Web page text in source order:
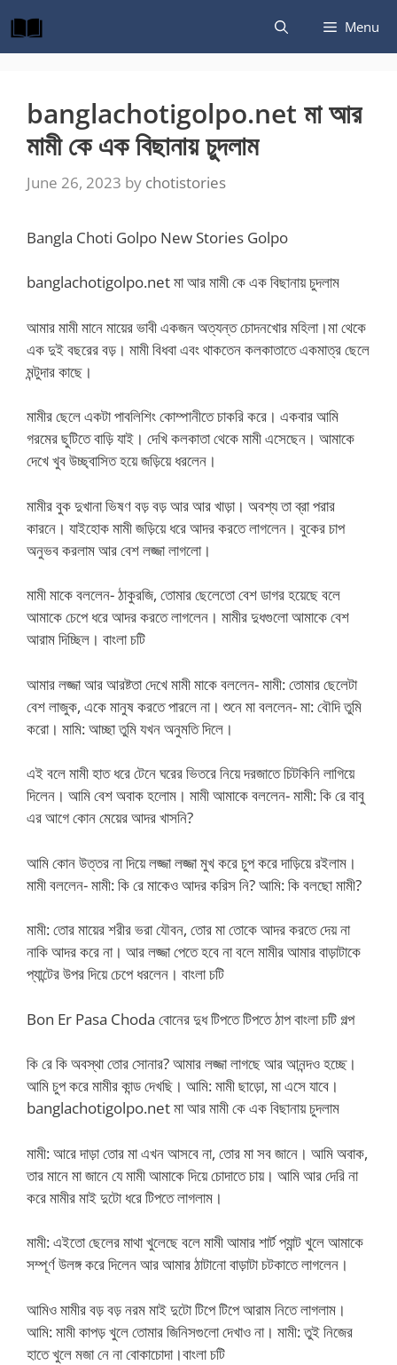
to
content
Menu
banglachotigolpo.net মা আর
মামী কে এক বিছানায় চুদলাম
June 26, 2023 by chotistories
Bangla Choti Golpo New Stories Golpo
banglachotigolpo.net মা আর মামী কে এক বিছানায় চুদলাম
আমার মামী মানে মায়ের ভাবী একজন অত্যন্ত চোদনখোর মহিলা।মা থেকে
এক দুই বছরের বড়। মামী বিধবা এবং থাকতেন কলকাতাতে একমাত্র ছেলে
মন্টুদার কাছে।
মামীর ছেলে একটা পাবলিশিং কোম্পানীতে চাকরি করে। একবার আমি
গরমের ছুটিতে বাড়ি যাই। দেখি কলকাতা থেকে মামী এসেছেন। আমাকে
দেখে খুব উচ্ছ্বাসিত হয়ে জড়িয়ে ধরলেন।
মামীর বুক দুখানা ভিষণ বড় বড় আর আর খাড়া। অবশ্য তা ব্রা পরার
কারনে। যাইহোক মামী জড়িয়ে ধরে আদর করতে লাগলেন। বুকের চাপ
অনুভব করলাম আর বেশ লজ্জা লাগলো।
মামী মাকে বললেন- ঠাকুরজি, তোমার ছেলেতো বেশ ডাগর হয়েছে বলে
আমাকে চেপে ধরে আদর করতে লাগলেন। মামীর দুধগুলো আমাকে বেশ
আরাম দিচ্ছিল। বাংলা চটি
আমার লজ্জা আর আরষ্টতা দেখে মামী মাকে বললেন- মামী: তোমার ছেলেটা
বেশ লাজুক, একে মানুষ করতে পারলে না। শুনে মা বললেন- মা: বৌদি তুমি
করো। মামি: আচ্ছা তুমি যখন অনুমতি দিলে।
এই বলে মামী হাত ধরে টেনে ঘরের ভিতরে নিয়ে দরজাতে চিটকিনি লাগিয়ে
দিলেন। আমি বেশ অবাক হলোম। মামী আমাকে বললেন- মামী: কি রে বাবু
এর আগে কোন মেয়ের আদর খাসনি?
আমি কোন উত্তর না দিয়ে লজ্জা লজ্জা মুখ করে চুপ করে দাড়িয়ে রইলাম।
মামী বললেন- মামী: কি রে মাকেও আদর করিস নি? আমি: কি বলছো মামী?
মামী: তোর মায়ের শরীর ভরা যৌবন, তোর মা তোকে আদর করতে দেয় না
নাকি আদর করে না। আর লজ্জা পেতে হবে না বলে মামীর আমার বাড়াটাকে
প্যান্টের উপর দিয়ে চেপে ধরলেন। বাংলা চটি
Bon Er Pasa Choda বোনের দুধ টিপতে টিপতে ঠাপ বাংলা চটি গল্প
কি রে কি অবস্থা তোর সোনার? আমার লজ্জা লাগছে আর আনন্দও হচ্ছে।
আমি চুপ করে মামীর কান্ড দেখছি। আমি: মামী ছাড়ো, মা এসে যাবে।
banglachotigolpo.net মা আর মামী কে এক বিছানায় চুদলাম
মামী: আরে দাড়া তোর মা এখন আসবে না, তোর মা সব জানে। আমি অবাক,
তার মানে মা জানে যে মামী আমাকে দিয়ে চোদাতে চায়। আমি আর দেরি না
করে মামীর মাই দুটো ধরে টিপতে লাগলাম।
মামী: এইতো ছেলের মাথা খুলেছে বলে মামী আমার শার্ট প্যান্ট খুলে আমাকে
সম্পূর্ণ উলঙ্গ করে দিলেন আর আমার ঠাটানো বাড়াটা চটকাতে লাগলেন।
আমিও মামীর বড় বড় নরম মাই দুটো টিপে টিপে আরাম নিতে লাগলাম।
আমি: মামী কাপড় খুলে তোমার জিনিসগুলো দেখাও না। মামী: তুই নিজের
হাতে খুলে মজা নে না বোকাচোদা।বাংলা চটি